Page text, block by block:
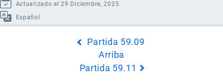
Actualizado el 29 Diciembre, 2025
Español
Partida 59.09
Arriba
Partida 59.11